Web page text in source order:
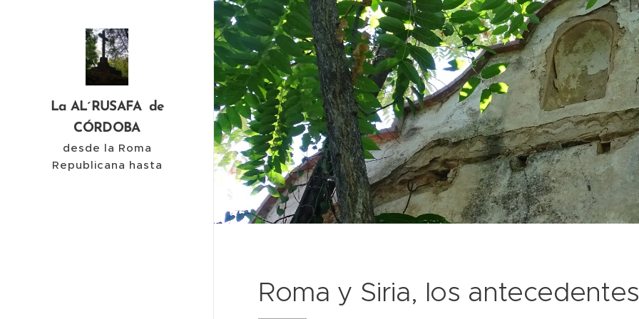
La AL´RUSAFA de
CÓRDOBA
desde la Roma
Republicana hasta
Roma y Siria, los antecedentes